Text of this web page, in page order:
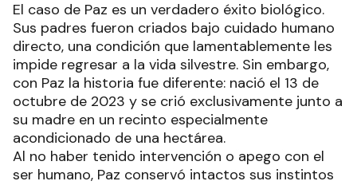
El caso de Paz es un verdadero éxito biológico.
Sus padres fueron criados bajo cuidado humano
directo, una condición que lamentablemente les
impide regresar a la vida silvestre. Sin embargo,
con Paz la historia fue diferente: nació el 13 de
octubre de 2023 y se crió exclusivamente junto a
su madre en un recinto especialmente
acondicionado de una hectárea.
Al no haber tenido intervención o apego con el
ser humano, Paz conservó intactos sus instintos